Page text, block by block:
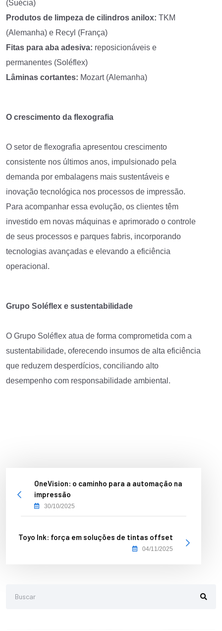
(Suécia)
Produtos de limpeza de cilindros anilox: TKM
(Alemanha) e Recyl (França)
Fitas para aba adesiva: reposicionáveis e
permanentes (Soléflex)
Lâminas cortantes: Mozart (Alemanha)
O crescimento da flexografia
O setor de flexografia apresentou crescimento
consistente nos últimos anos, impulsionado pela
demanda por embalagens mais sustentáveis e
inovação tecnológica nos processos de impressão.
Para acompanhar essa evolução, os clientes têm
investido em novas máquinas e aprimorado o controle
de seus processos e parques fabris, incorporando
tecnologias avançadas e elevando a eficiência
operacional.
Grupo Soléflex e sustentabilidade
O Grupo Soléflex atua de forma comprometida com a
sustentabilidade, oferecendo insumos de alta eficiência
que reduzem desperdícios, conciliando alto
desempenho com responsabilidade ambiental.
OneVision: o caminho para a automação na
impressão
30/10/2025
Toyo Ink: força em soluções de tintas offset
04/11/2025